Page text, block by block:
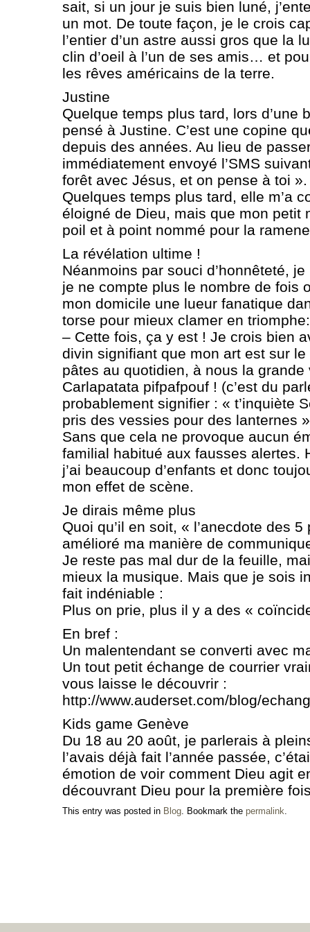
sait, si un jour je suis bien luné,
un mot. De toute façon, je le crois
l’entier d’un astre aussi gros que la
clin d’oeil à l’un de ses amis… et
les rêves américains de la terre.
Justine
Quelque temps plus tard, lors d’une
pensé à Justine. C’est une copine
depuis des années. Au lieu de
immédiatement envoyé l’SMS
forêt avec Jésus, et on pense à toi ».
Quelques temps plus tard, elle m’a
éloigné de Dieu, mais que mon petit
poil et à point nommé pour la
La révélation ultime !
Néanmoins par souci d’honnêteté,
je ne compte plus le nombre de fois
mon domicile une lueur fanatique
torse pour mieux clamer en triomphe:
– Cette fois, ça y est ! Je crois bien
divin signifiant que mon art est sur
pâtes au quotidien, à nous la
Carlapatata pifpafpouf ! (c’est du
probablement signifier : « t’inquiète
pris des vessies pour des lanternes
Sans que cela ne provoque aucun
familial habitué aux fausses alertes.
j’ai beaucoup d’enfants et donc
mon effet de scène.
Je dirais même plus
Quoi qu’il en soit, « l’anecdote des
amélioré ma manière de
Je reste pas mal dur de la feuille,
mieux la musique. Mais que je sois
fait indéniable :
Plus on prie, plus il y a des «
En bref :
Un malentendant se converti avec
Un tout petit échange de courrier
vous laisse le découvrir :
http://www.auderset.com/blog/
Kids game Genève
Du 18 au 20 août, je parlerais à
l’avais déjà fait l’année passée,
émotion de voir comment Dieu agit
découvrant Dieu pour la première
This entry was posted in Blog. Bookmark the permalink.